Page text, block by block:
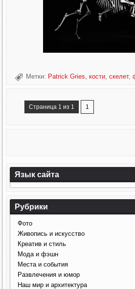
Метки: Patrick Gries,кости,скелет,
Страница 1 из 1 1
Язык сайта
Рубрики
Фото
Живопись и искусство
Креатив и стиль
Мода и фэшн
Места и события
Развлечения и юмор
Наш мир и архитектура